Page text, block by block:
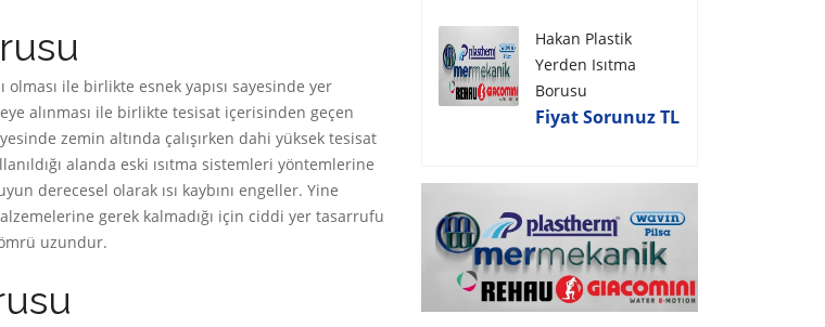
ile birlikte esnek yapısı sayesinde yer
alınması ile birlikte tesisat içerisinden geçen
zemin altında çalışırken dahi yüksek tesisat
alanda eski ısıtma sistemleri yöntemlerine
derecesel olarak ısı kaybını engeller. Yine
gerek kalmadığı için ciddi yer tasarrufu
uzundur.
Hakan Plastik
Yerden Isıtma
Borusu
Fiyat Sorunuz TL